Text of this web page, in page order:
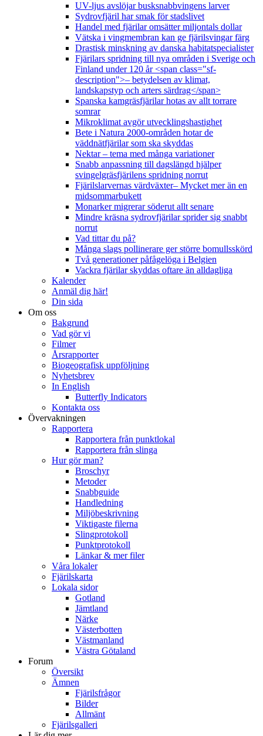
UV-ljus avslöjar busksnabbvingens larver
Sydrovfjäril har smak för stadslivet
Handel med fjärilar omsätter miljontals dollar
Vätska i vingmembran kan ge fjärilsvingar färg
Drastisk minskning av danska habitatspecialister
Fjärilars spridning till nya områden i Sverige och
Finland under 120 år <span class="sf-
description">– betydelsen av klimat,
landskapstyp och arters särdrag</span>
Spanska kamgräsfjärilar hotas av allt torrare
somrar
Mikroklimat avgör utvecklingshastighet
Bete i Natura 2000-områden hotar de
väddnätfjärilar som ska skyddas
Nektar – tema med många variationer
Snabb anpassning till dagslängd hjälper
svingelgräsfjärilens spridning norrut
Fjärilslarvernas värdväxter– Mycket mer än en
midsommarbukett
Monarker migrerar söderut allt senare
Mindre kräsna sydrovfjärilar sprider sig snabbt
norrut
Vad tittar du på?
Många slags pollinerare ger större bomullsskörd
Två generationer påfågelöga i Belgien
Vackra fjärilar skyddas oftare än alldagliga
Kalender
Anmäl dig här!
Din sida
Om oss
Bakgrund
Vad gör vi
Filmer
Årsrapporter
Biogeografisk uppföljning
Nyhetsbrev
In English
Butterfly Indicators
Kontakta oss
Övervakningen
Rapportera
Rapportera från punktlokal
Rapportera från slinga
Hur gör man?
Broschyr
Metoder
Snabbguide
Handledning
Miljöbeskrivning
Viktigaste filerna
Slingprotokoll
Punktprotokoll
Länkar & mer filer
Våra lokaler
Fjärilskarta
Lokala sidor
Gotland
Jämtland
Närke
Västerbotten
Västmanland
Västra Götaland
Forum
Översikt
Ämnen
Fjärilsfrågor
Bilder
Allmänt
Fjärilsgalleri